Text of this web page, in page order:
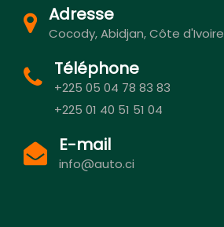
Adresse
Cocody, Abidjan, Côte d'Ivoire
Téléphone
+225 05 04 78 83 83
+225 01 40 51 51 04
E-mail
info@auto.ci